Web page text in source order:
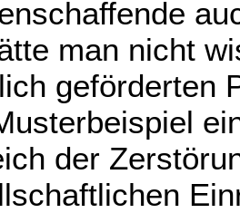
man nicht
geförderten
der